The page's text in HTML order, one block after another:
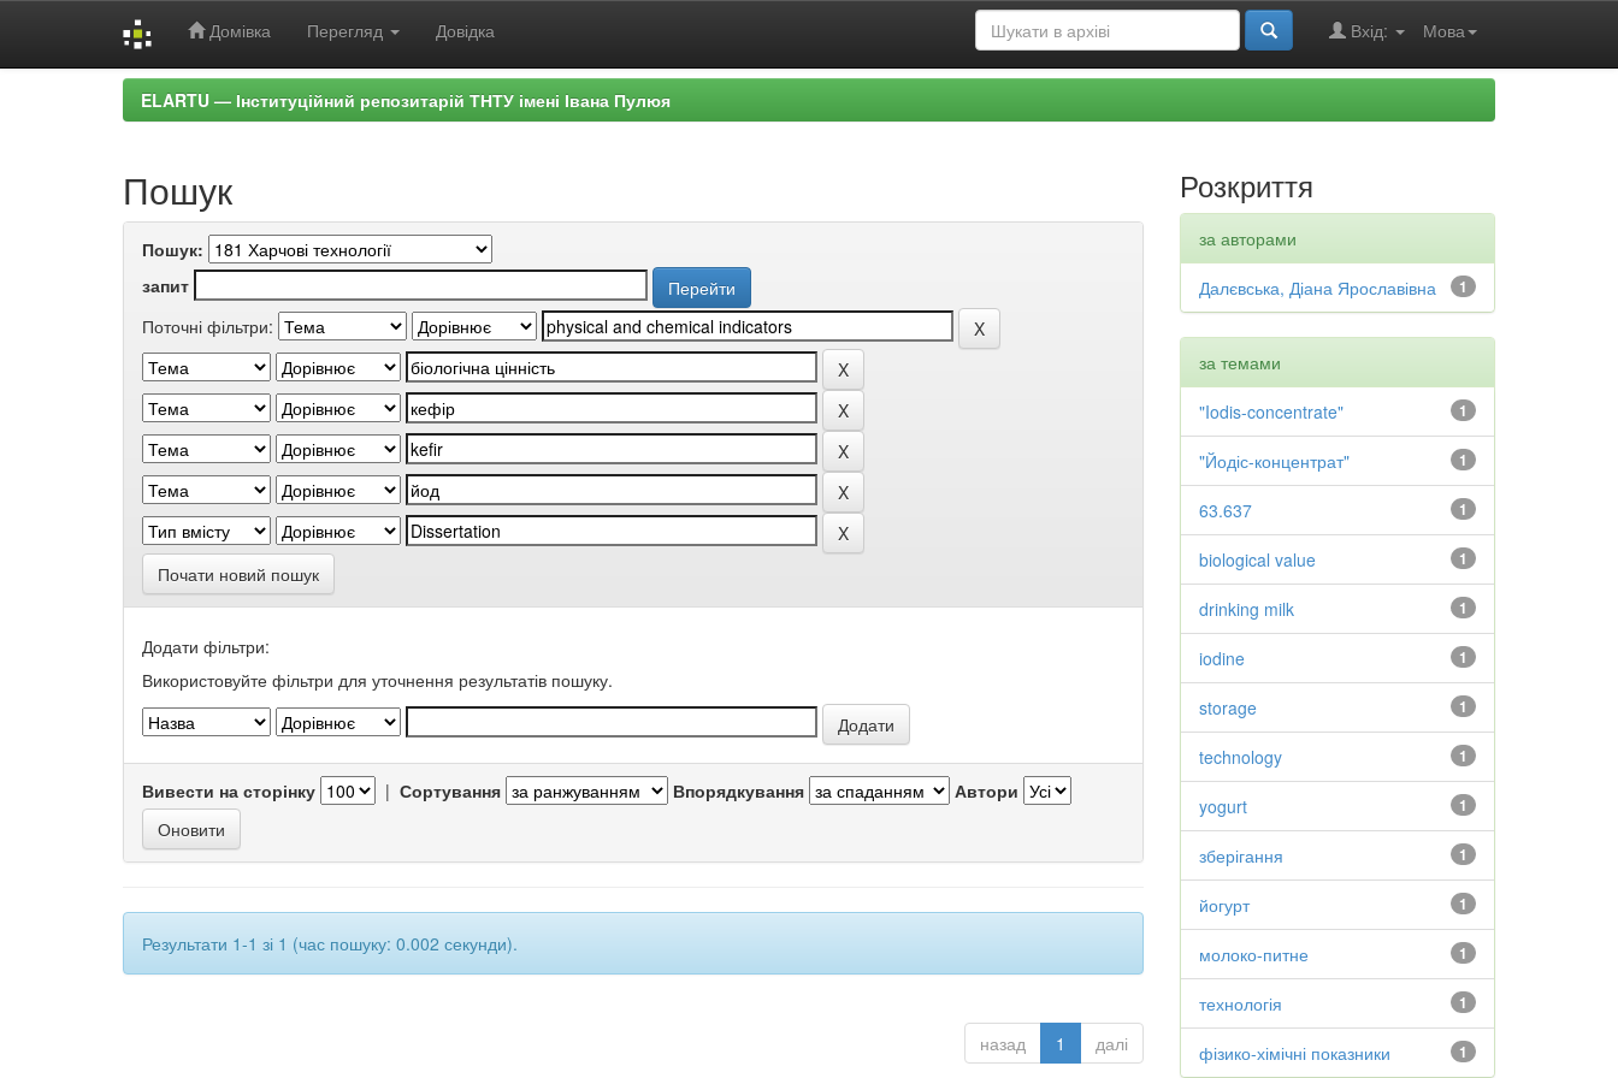
Домівка Перегляд Довідка Мова
Вхід:
ELARTU — Інституційний репозитарій ТНТУ імені Івана Пулюя
Пошук
Пошук:
запит
Поточні фільтри:
Почати новий пошук
Додати фільтри:
Використовуйте фільтри для уточнення результатів пошуку.
Вивести на сторінку | Сортування Впорядкування Автори
Результати 1-1 зі 1 (час пошуку: 0.002 секунди).
назад 1 далі
Розкриття
за авторами
1
Далєвська, Діана Ярославівна
за темами
1
"Iodis-concentrate"
1
"Йодіс-концентрат"
1
63.637
1
biological value
1
drinking milk
1
iodine
1
storage
1
technology
1
yogurt
1
зберігання
1
йогурт
1
молоко-питне
1
технологія
1
фізико-хімічні показники